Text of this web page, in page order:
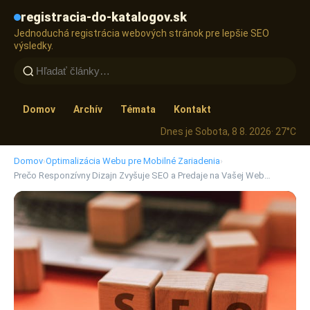
registracia-do-katalogov.sk
Jednoduchá registrácia webových stránok pre lepšie SEO
výsledky.
Domov Archív Témata
Kontakt
Dnes je Sobota, 8 8. 2026· 27°C
Domov›Optimalizácia Webu pre Mobilné Zariadenia›
Prečo Responzívny Dizajn Zvyšuje SEO a Predaje na Vašej Web…